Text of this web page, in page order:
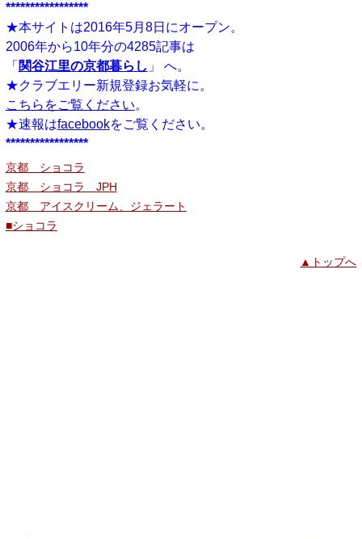
*****************
★本サイトは2016年5月8日にオープン。
2006年から10年分の4285記事は
「 関谷江里の京都暮らし 」 へ。
★クラブエリー新規登録お気軽に。
こちらをご覧ください。
★速報はfacebookをご覧ください。
*****************
京都 ショコラ
京都 ショコラ JPH
京都 アイスクリーム、ジェラート
■ショコラ
▲トップへ